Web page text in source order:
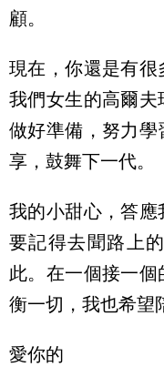
顧。
現在，你還是有
我們女生的高爾夫
做好準備，努力
享，鼓舞下一代。
我的小甜心，答
要記得去聞路上
此。在一個接一
衡一切，我也希
愛你的